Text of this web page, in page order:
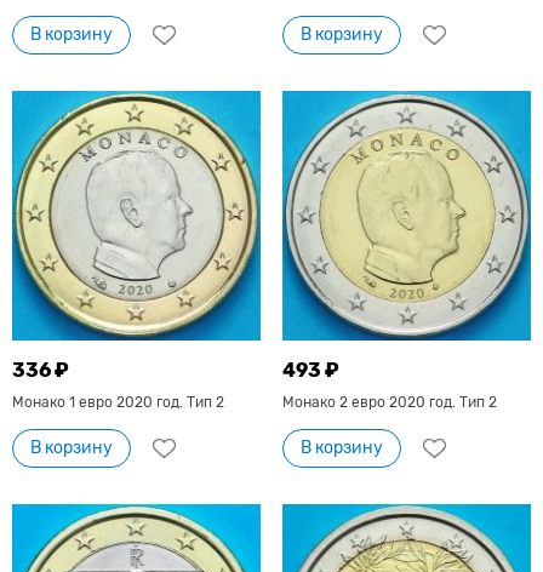
В корзину В корзину
336 ₽
Монако 1 евро 2020 год. Тип 2
В корзину
493 ₽
Монако 2 евро 2020 год. Тип 2
В корзину